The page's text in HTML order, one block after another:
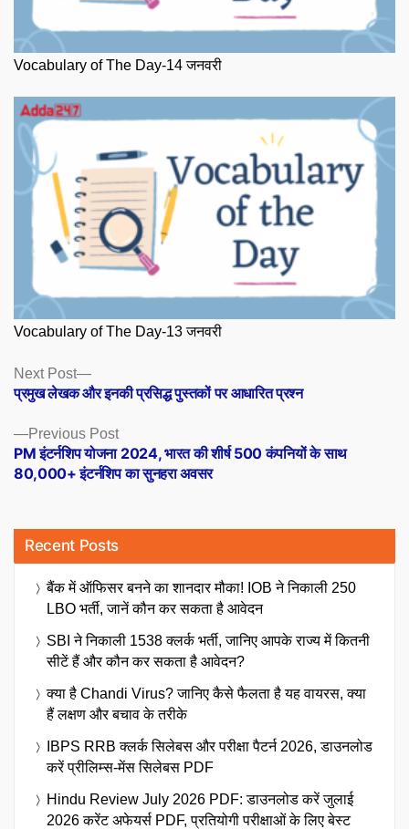
Vocabulary of The Day-14 जनवरी
Vocabulary of The Day-13 जनवरी
Posts
navigation
Previous PostPrevious
post:
PM इंटर्नशिप योजना 2024, भारत की शीर्ष 500 कंपनियों के साथ
80,000+ इंटर्नशिप का सुनहरा अवसर
Next Post
Next
post:
प्रमुख लेखक और इनकी प्रसिद्ध पुस्तकों पर आधारित प्रश्न
Recent Posts
बैंक में ऑफिसर बनने का शानदार मौका! IOB ने निकाली 250
LBO भर्ती, जानें कौन कर सकता है आवेदन
SBI ने निकाली 1538 क्लर्क भर्ती, जानिए आपके राज्य में कितनी
सीटें हैं और कौन कर सकता है आवेदन?
क्या है Chandi Virus? जानिए कैसे फैलता है यह वायरस, क्या
हैं लक्षण और बचाव के तरीके
IBPS RRB क्लर्क सिलेबस और परीक्षा पैटर्न 2026, डाउनलोड
करें प्रीलिम्स-मेंस सिलेबस PDF
Hindu Review July 2026 PDF: डाउनलोड करें जुलाई
2026 करेंट अफेयर्स PDF, प्रतियोगी परीक्षाओं के लिए बेस्ट